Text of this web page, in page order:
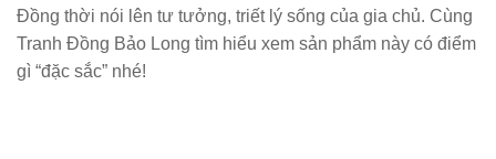
Đồng thời nói lên tư tưởng, triết lý sống của gia chủ. Cùng
Tranh Đồng Bảo Long tìm hiểu xem sản phẩm này có điểm
gì “đặc sắc” nhé!